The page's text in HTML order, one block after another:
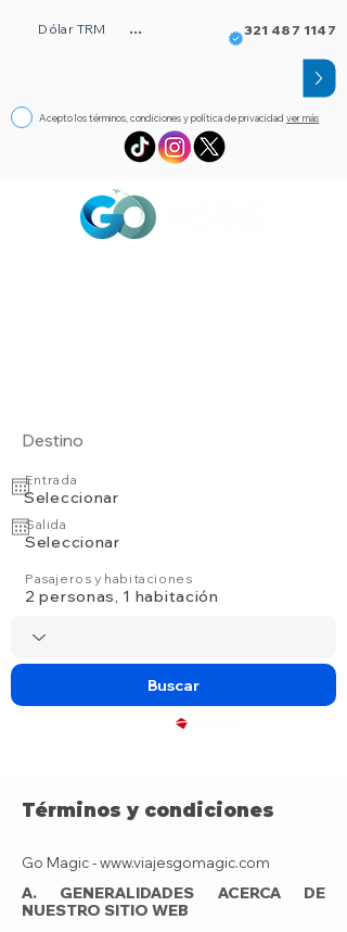
Dólar TRM ... 321 487 1147
Acepto los términos, condiciones y política de privacidad ver más
Seleccionar
Entrada
Seleccionar
Salida
Pasajeros y habitaciones
2 personas, 1 habitación
Buscar
Términos y condiciones
Go Magic -www.viajesgomagic.com
A. GENERALIDADES ACERCA DE
NUESTRO SITIO WEB